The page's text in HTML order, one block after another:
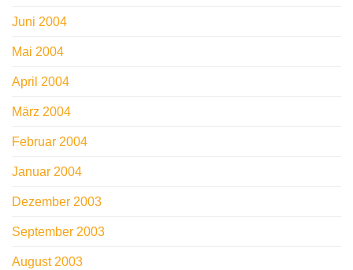
Juni 2004
Mai 2004
April 2004
März 2004
Februar 2004
Januar 2004
Dezember 2003
September 2003
August 2003